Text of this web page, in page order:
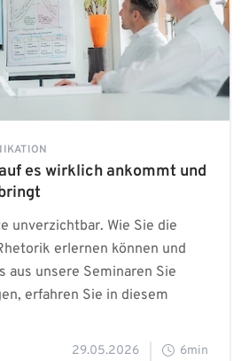
es wirklich ankommt und
unverzichtbar. Wie Sie die
erlernen können und
aus unsere Seminaren Sie
erfahren Sie in diesem
29.05.2026 6min